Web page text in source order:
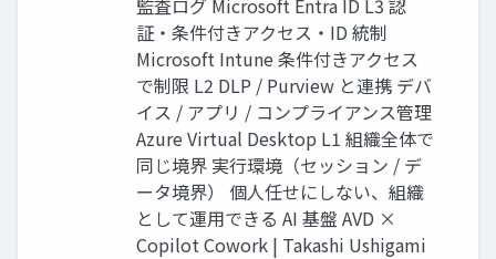
監査ログ Microsoft Entra ID L3 認
証・条件付きアクセス・ID 統制
Microsoft Intune 条件付きアクセス
で制限 L2 DLP / Purview と連携 デバ
イス / アプリ / コンプライアンス管理
Azure Virtual Desktop L1 組織全体で
同じ境界 実行環境（セッション / デ
ータ境界） 個人任せにしない、組織
として運用できる AI 基盤 AVD ×
Copilot Cowork | Takashi Ushigami